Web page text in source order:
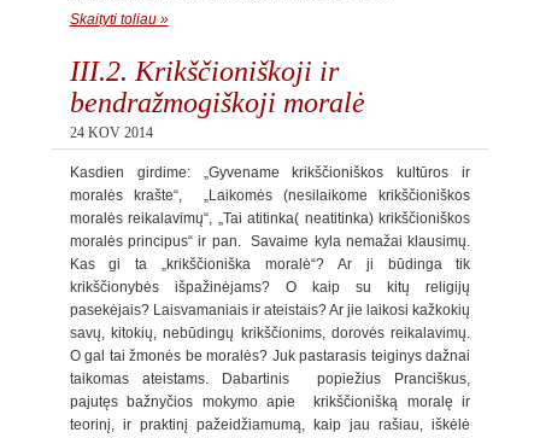
Skaityti toliau »
III.2. Krikščioniškoji ir
bendražmogiškoji moralė
24 KOV 2014
Kasdien girdime: „Gyvename krikščioniškos kultūros ir
moralės krašte“, „Laikomės (nesilaikome krikščioniškos
moralės reikalavimų“, „Tai atitinka( neatitinka) krikščioniškos
moralės principus“ ir pan. Savaime kyla nemažai klausimų.
Kas gi ta „krikščioniška moralė“? Ar ji būdinga tik
krikščionybės išpažinėjams? O kaip su kitų religijų
pasekėjais? Laisvamaniais ir ateistais? Ar jie laikosi kažkokių
savų, kitokių, nebūdingų krikščionims, dorovės reikalavimų.
O gal tai žmonės be moralės? Juk pastarasis teiginys dažnai
taikomas ateistams. Dabartinis popiežius Pranciškus,
pajutęs bažnyčios mokymo apie krikščionišką moralę ir
teorinį, ir praktinį pažeidžiamumą, kaip jau rašiau, iškėlė